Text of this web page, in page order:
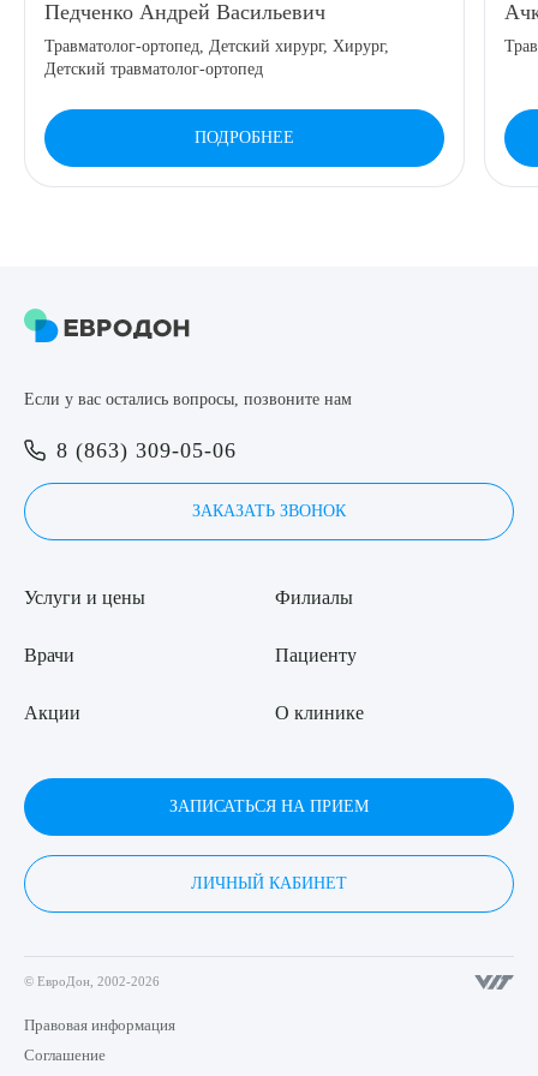
8 (863) 309-05-06
ЗАКАЗАТЬ ЗВОНОК
ЗАПИСЬ ОНЛАЙН
Педченко Андрей Васильевич
Травматолог-ортопед, Детский хирург, Хирург,
Детский травматолог-ортопед
ПОДРОБНЕЕ
Если у вас остались вопросы, позвоните нам
8 (863) 309-05-06
ЗАКАЗАТЬ ЗВОНОК
Услуги и цены
Врачи
Акции
Филиалы
Пациенту
О клинике
ЗАПИСАТЬСЯ НА ПРИЕМ
ЛИЧНЫЙ КАБИНЕТ
© ЕвроДон, 2002-2026
Правовая информация
Соглашение
ОТПРАВИТЬ
Я даю согласие наобработку персональных данных